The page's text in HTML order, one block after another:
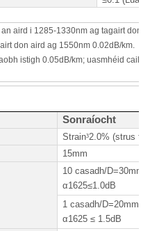
aird i 1285-1330nm ag tagairt don
don aird ag 1550nm 0.02dB/km.
istigh 0.05dB/km; uasmhéid
Sonraíocht
Strain³2.0% (strus
15mm
10 casadh/D=30mm
α1625≤1.0dB
1 casadh/D=20mm
α1625 ≤ 1.5dB